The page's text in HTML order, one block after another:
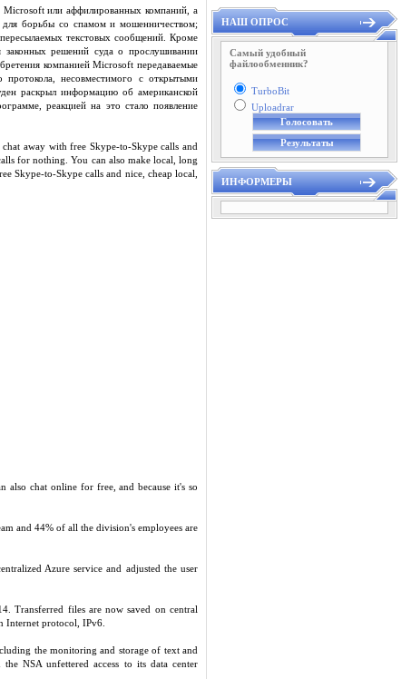
Microsoft или аффилированных компаний, а
для борьбы со спамом и мошенничеством;
текстовых сообщений. Кроме
решений суда о прослушивании
компанией Microsoft передаваемые
протокола, несовместимого с открытыми
раскрыл информацию об американской
реакцией на это стало появление
away with free Skype-to-Skype calls and
for nothing. You can also make local, long
Skype-to-Skype calls and nice, cheap local,
also chat online for free, and because it's so
and 44% of all the division's employees are
Azure service and adjusted the user
Transferred files are now saved on central
Internet protocol, IPv6.
the monitoring and storage of text and
NSA unfettered access to its data center
НАШ ОПРОС
Самый удобный
файлообменник?
TurboBit
Uploadrar
ИНФОРМЕРЫ